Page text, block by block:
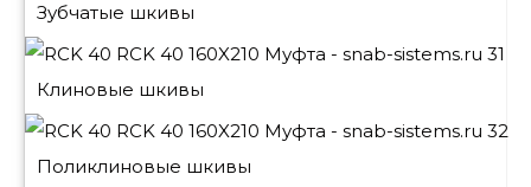
Зубчатые шкивы
Клиновые шкивы
Поликлиновые шкивы